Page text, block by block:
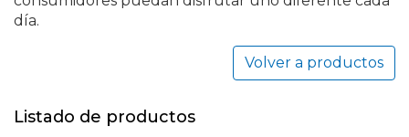
día.
Volver a productos
Listado de productos